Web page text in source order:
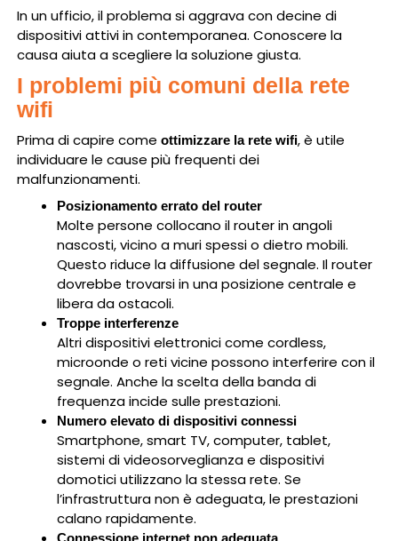
In un ufficio, il problema si aggrava con decine di
dispositivi attivi in contemporanea. Conoscere la
causa aiuta a scegliere la soluzione giusta.
I problemi più comuni della rete
wifi
Prima di capire come ottimizzare la rete wifi, è utile
individuare le cause più frequenti dei
malfunzionamenti.
Posizionamento errato del router
Molte persone collocano il router in angoli
nascosti, vicino a muri spessi o dietro mobili.
Questo riduce la diffusione del segnale. Il router
dovrebbe trovarsi in una posizione centrale e
libera da ostacoli.
Troppe interferenze
Altri dispositivi elettronici come cordless,
microonde o reti vicine possono interferire con il
segnale. Anche la scelta della banda di
frequenza incide sulle prestazioni.
Numero elevato di dispositivi connessi
Smartphone, smart TV, computer, tablet,
sistemi di videosorveglianza e dispositivi
domotici utilizzano la stessa rete. Se
l’infrastruttura non è adeguata, le prestazioni
calano rapidamente.
Connessione internet non adeguata